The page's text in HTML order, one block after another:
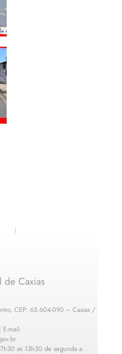
Caxias
CEP: 65.604-090 – Caxias /
mail:
as 13h30 de segunda a